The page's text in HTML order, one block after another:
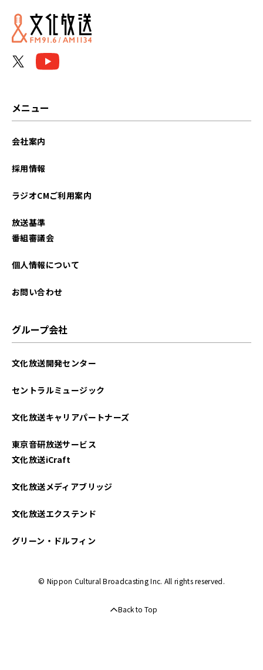
2024年12月
メニュー
会社案内
採用情報
ラジオCMご利用案内
放送基準
番組審議会
個人情報について
お問い合わせ
グループ会社
文化放送開発センター
セントラルミュージック
文化放送キャリアパートナーズ
東京音研放送サービス
文化放送iCraft
文化放送メディアブリッジ
文化放送エクステンド
グリーン・ドルフィン
© Nippon Cultural Broadcasting Inc. All rights reserved.
Back to Top